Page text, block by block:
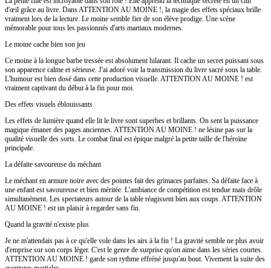
d'œil grâce au livre. Dans ATTENTION AU MOINE !, la magie des effets spéciaux brille
vraiment lors de la lecture. Le moine semble fier de son élève prodige. Une scène
mémorable pour tous les passionnés d'arts martiaux modernes.
Le moine cache bien son jeu
Ce moine à la longue barbe tressée est absolument hilarant. Il cache un secret puissant sous
son apparence calme et sérieuse. J'ai adoré voir la transmission du livre sacré sous la table.
L'humour est bien dosé dans cette production visuelle. ATTENTION AU MOINE ! est
vraiment captivant du début à la fin pour moi.
Des effets visuels éblouissants
Les effets de lumière quand elle lit le livre sont superbes et brillants. On sent la puissance
magique émaner des pages anciennes. ATTENTION AU MOINE ! ne lésine pas sur la
qualité visuelle des sorts. Le combat final est épique malgré la petite taille de l'héroïne
principale.
La défaite savoureuse du méchant
Le méchant en armure noire avec des pointes fait des grimaces parfaites. Sa défaite face à
une enfant est savoureuse et bien méritée. L'ambiance de compétition est tendue mais drôle
simultanément. Les spectateurs autour de la table réagissent bien aux coups. ATTENTION
AU MOINE ! est un plaisir à regarder sans fin.
Quand la gravité n'existe plus
Je ne m'attendais pas à ce qu'elle vole dans les airs à la fin ! La gravité semble ne plus avoir
d'emprise sur son corps léger. C'est le genre de surprise qu'on aime dans les séries courtes.
ATTENTION AU MOINE ! garde son rythme effréné jusqu'au bout. Vivement la suite des